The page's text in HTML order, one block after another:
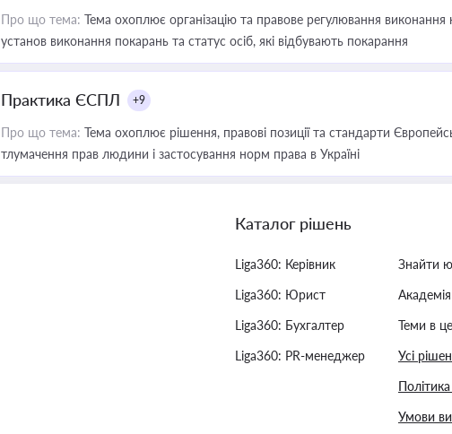
Про що тема: Тема охоплює організацію та правове регулювання виконання
установ виконання покарань та статус осіб, які відбувають покарання
Практика ЄСПЛ +9
Про що тема: Тема охоплює рішення, правові позиції та стандарти
тлумачення прав людини і застосування норм права в Україні
Каталог рішень
Liga360: Керівник
Liga360: Юрист
Liga360: Бухгалтер
Liga360: PR-менеджер
Знайти
Теми в
Усі
Умови